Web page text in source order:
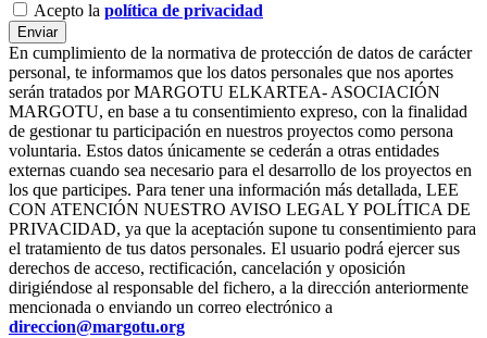
Acepto la política de privacidad
Enviar
En cumplimiento de la normativa de protección de datos de carácter
personal, te informamos que los datos personales que nos aportes
serán tratados por MARGOTU ELKARTEA- ASOCIACIÓN
MARGOTU, en base a tu consentimiento expreso, con la finalidad
de gestionar tu participación en nuestros proyectos como persona
voluntaria. Estos datos únicamente se cederán a otras entidades
externas cuando sea necesario para el desarrollo de los proyectos en
los que participes. Para tener una información más detallada, LEE
CON ATENCIÓN NUESTRO AVISO LEGAL Y POLÍTICA DE
PRIVACIDAD, ya que la aceptación supone tu consentimiento para
el tratamiento de tus datos personales. El usuario podrá ejercer sus
derechos de acceso, rectificación, cancelación y oposición
dirigiéndose al responsable del fichero, a la dirección anteriormente
mencionada o enviando un correo electrónico a
direccion@margotu.org